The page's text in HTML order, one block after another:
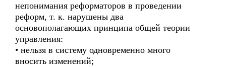
непонимания реформаторов в проведении
реформ, т. к. нарушены два
основополагающих принципа общей теории
управления:
• нельзя в систему одновременно много
вносить изменений;